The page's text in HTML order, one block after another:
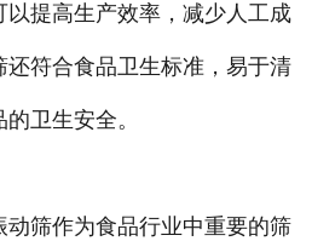
提高生产效率，减少人工成
符合食品卫生标准，易于清
卫生安全。
筛作为食品行业中重要的筛